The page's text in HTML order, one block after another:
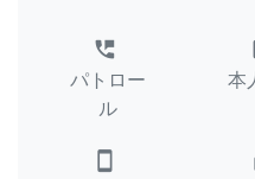
perm_phone_msg
パトロー
ル
本
smartphone